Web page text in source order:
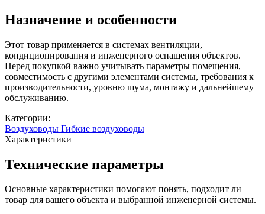
Назначение и особенности
Этот товар применяется в системах вентиляции,
кондиционирования и инженерного оснащения объектов.
Перед покупкой важно учитывать параметры помещения,
совместимость с другими элементами системы, требования к
производительности, уровню шума, монтажу и дальнейшему
обслуживанию.
Категории:
Воздуховоды Гибкие воздуховоды
Характеристики
Технические параметры
Основные характеристики помогают понять, подходит ли
товар для вашего объекта и выбранной инженерной системы.